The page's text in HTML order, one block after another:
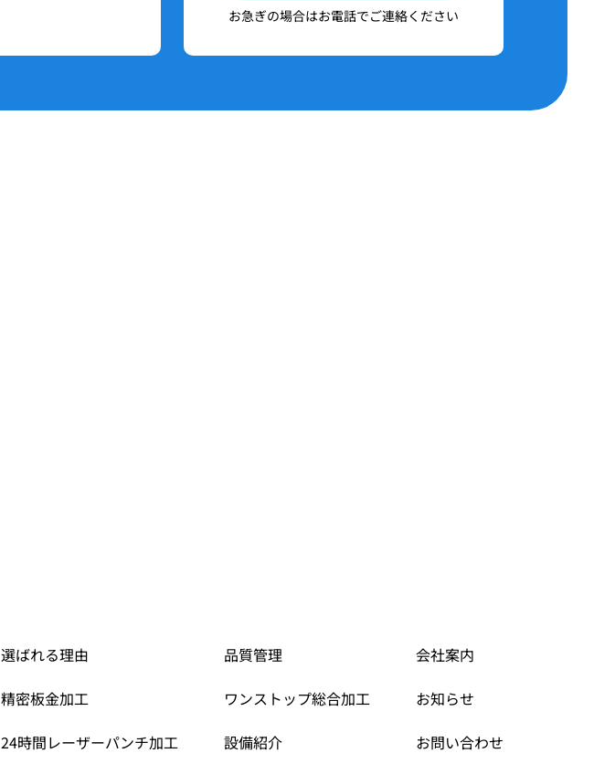
お急ぎの場合はお電話でご連絡ください
選ばれる理由
精密板金加工
24時間レーザーパンチ加工
品質管理
ワンストップ総合加工
設備紹介
会社案内
お知らせ
お問い合わせ